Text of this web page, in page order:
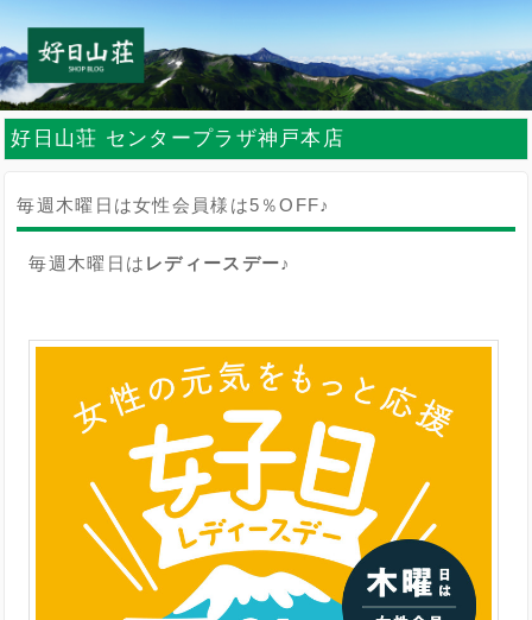
好日山荘 センタープラザ神戸本店
毎週木曜日は女性会員様は5％OFF♪
毎週木曜日は レディースデー♪